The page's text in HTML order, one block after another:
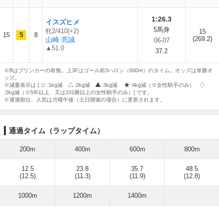
15 5 8
イスズヒメ
牝2/410(+2)
山崎 亮誠
▲51.0
1:26.3
5馬身
06-07
37.2
15
(269.2)
※Bはブリンカーの有無。上3Fはゴール前3ハロン（600m）のタイム。オッズは単勝オ
ッズ。
※減量表示は [
:1kg減 :2kg減 :3kg減
:4kg減（※女性騎手のみ）
:2kg減（※5年以上、又は101勝以上の女性騎手のみ）] です。
※通過順位、人気は月曜午後（土日開催の場合）に更新されます。
通過タイム（ラップタイム）
200m 400m 600m 800m
12.5
(12.5)
23.8
(11.3)
35.7
(11.9)
48.5
(12.8)
1000m 1200m 1400m